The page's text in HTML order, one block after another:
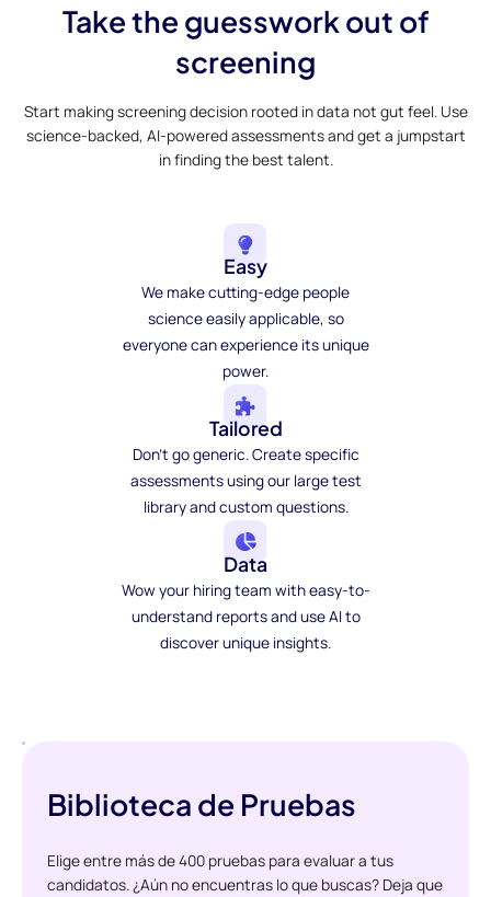
Take the guesswork out of
screening
Start making screening decision rooted in data not gut feel. Use
science-backed, AI-powered assessments and get a jumpstart
in finding the best talent.
Easy
We make cutting-edge people
science easily applicable, so
everyone can experience its unique
power.
Tailored
Don't go generic. Create specific
assessments using our large test
library and custom questions.
Data
Wow your hiring team with easy-to-
understand reports and use AI to
discover unique insights.
Biblioteca de Pruebas
Elige entre más de 400 pruebas para evaluar a tus
candidatos. ¿Aún no encuentras lo que buscas? Deja que